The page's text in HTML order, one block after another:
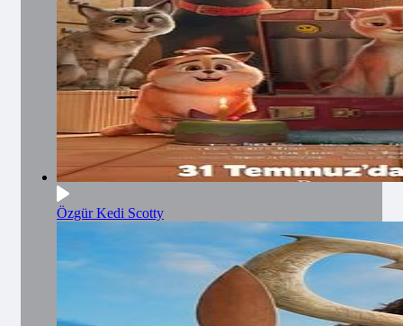
Özgür Kedi Scotty